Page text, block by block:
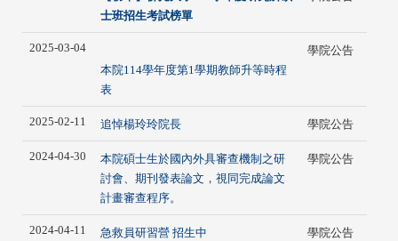
士班招生考試榜單
2025-03-04
本院114學年度第1學期教師升等時程
表
學院公告
2025-02-11 追悼楊玲玲院長 學院公告
2024-04-30
本院碩士生於國內外具審查機制之研
討會、期刊發表論文，視同完成論文
計畫審查程序。
學院公告
2024-04-11 急救員研習營 招生中 學院公告